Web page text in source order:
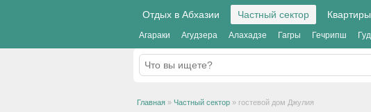
Отдых в Абхазии Частный сектор Квартиры
Агараки Агудзера Алахадзе Гагры Гечрипш
Главная » Частный сектор » гостевой дом Джулия